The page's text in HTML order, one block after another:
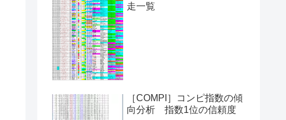
走一覧
［COMPI］コンピ指数の傾
向分析 指数1位の信頼度